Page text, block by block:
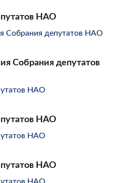
НАО
Собрания депутатов
НАО
НАО